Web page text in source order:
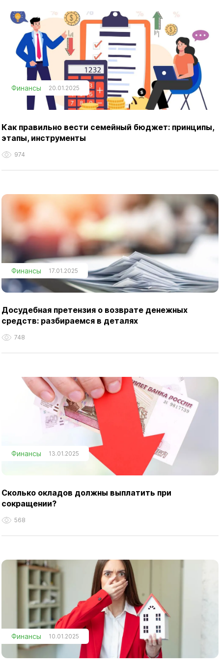
Финансы 20.01.2025
Как правильно вести семейный бюджет: принципы,
этапы, инструменты
974
Финансы 17.01.2025
Досудебная претензия о возврате денежных
средств: разбираемся в деталях
748
Финансы 13.01.2025
Сколько окладов должны выплатить при
сокращении?
568
Финансы 10.01.2025